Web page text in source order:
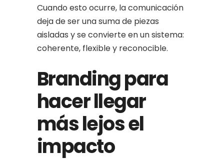
Cuando esto ocurre, la comunicación
deja de ser una suma de piezas
aisladas y se convierte en un sistema:
coherente, flexible y reconocible.
Branding para
hacer llegar
más lejos el
impacto